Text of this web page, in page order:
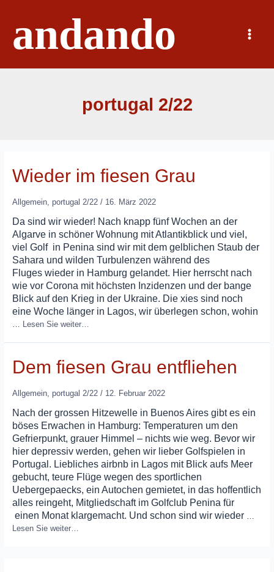
springenandando
Main
Menu
portugal 2/22
Wieder im fiesen Grau
Allgemein, portugal 2/22/ 16. März 2022
Da sind wir wieder! Nach knapp fünf Wochen an der
Algarve in schöner Wohnung mit Atlantikblick und viel,
viel Golf in Penina sind wir mit dem gelblichen Staub der
Sahara und wilden Turbulenzen während des
Fluges wieder in Hamburg gelandet. Hier herrscht nach
wie vor Corona mit höchsten Inzidenzen und der bange
Blick auf den Krieg in der Ukraine. Die xies sind noch
eine Woche länger in Lagos, wir überlegen schon, wohin
… Lesen Sie weiter…
Dem fiesen Grau entfliehen
Allgemein, portugal 2/22/ 12. Februar 2022
Nach der grossen Hitzewelle in Buenos Aires gibt es ein
böses Erwachen in Hamburg: Temperaturen um den
Gefrierpunkt, grauer Himmel – nichts wie weg. Bevor wir
hier depressiv werden, gehen wir lieber Golfspielen in
Portugal. Liebliches airbnb in Lagos mit Blick aufs Meer
gebucht, teure Flüge wegen des sportlichen
Uebergepaecks, ein Autochen gemietet, in das hoffentlich
alles reingeht, Mitgliedschaft im Golfclub Penina für
einen Monat klargemacht. Und schon sind wir wieder …
Lesen Sie weiter…